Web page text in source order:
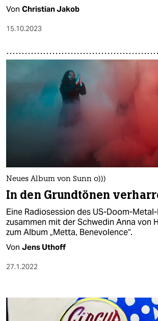
Von Christian Jakob
15.10.2023
Neues Album von Sunn o)))
In den Grundtönen
Eine Radiosession des US-Doom-Metal-
zusammen mit der Schwedin Anna von
zum Album „Metta, Benevolence“.
Von Jens Uthoff
27.1.2022